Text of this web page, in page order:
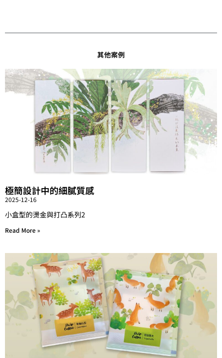
其他案例
極簡設計中的細膩質感
2025-12-16
小盒型的燙金與打凸系列2
Read More »